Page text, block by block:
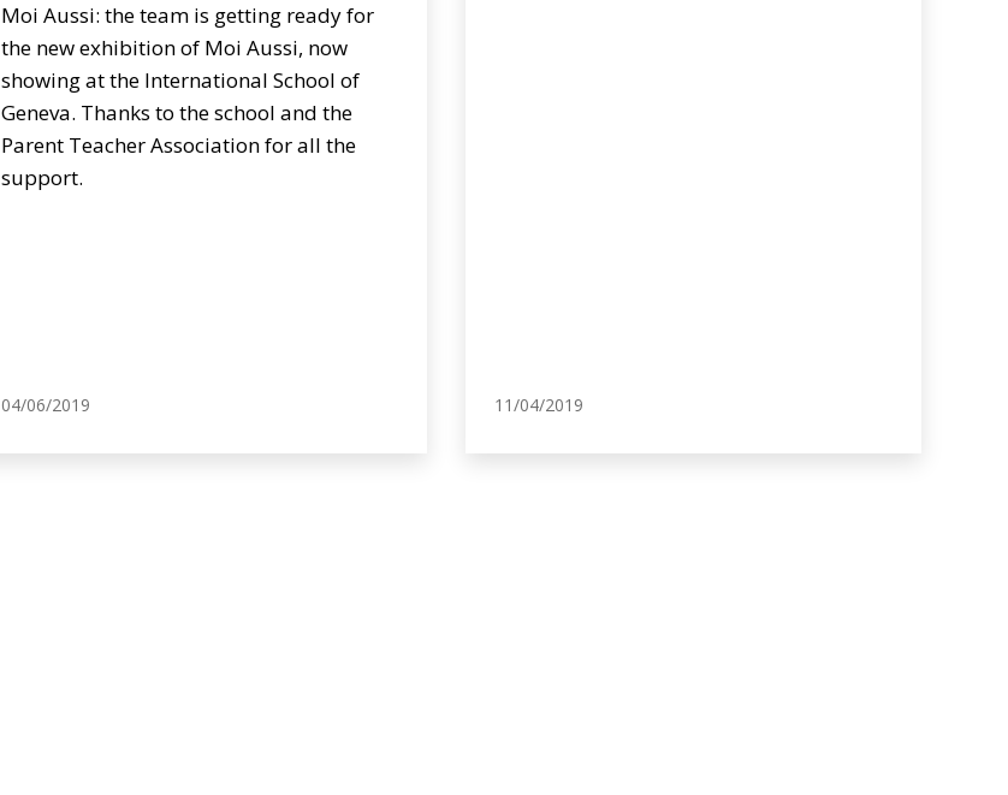
Moi Aussi: the team is getting ready for
the new exhibition of Moi Aussi, now
showing at the International School of
Geneva. Thanks to the school and the
Parent Teacher Association for all the
support.
04/06/2019 11/04/2019